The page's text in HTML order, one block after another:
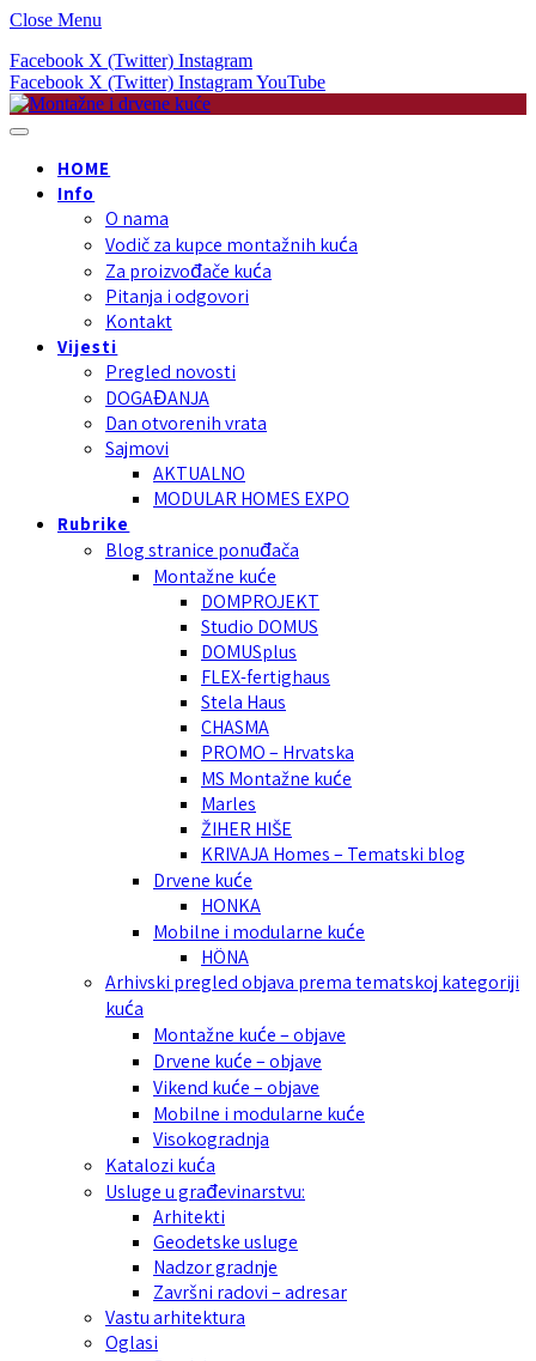
Close Menu
Facebook X (Twitter) Instagram
Facebook X (Twitter) InstagramYouTube
HOME
Info
O nama
Vodič za kupce montažnih kuća
Za proizvođače kuća
Pitanja i odgovori
Kontakt
Vijesti
Pregled novosti
DOGAĐANJA
Dan otvorenih vrata
Sajmovi
AKTUALNO
MODULAR HOMES EXPO
Rubrike
Blog stranice ponuđača
Montažne kuće
DOMPROJEKT
Studio DOMUS
DOMUSplus
FLEX-fertighaus
Stela Haus
CHASMA
PROMO – Hrvatska
MS Montažne kuće
Marles
ŽIHER HIŠE
KRIVAJA Homes – Tematski blog
Drvene kuće
HONKA
Mobilne i modularne kuće
HÖNA
Arhivski pregled objava prema tematskoj kategoriji
kuća
Montažne kuće – objave
Drvene kuće – objave
Vikend kuće – objave
Mobilne i modularne kuće
Visokogradnja
Katalozi kuća
Usluge u građevinarstvu:
Arhitekti
Geodetske usluge
Nadzor gradnje
Završni radovi – adresar
Vastu arhitektura
Oglasi